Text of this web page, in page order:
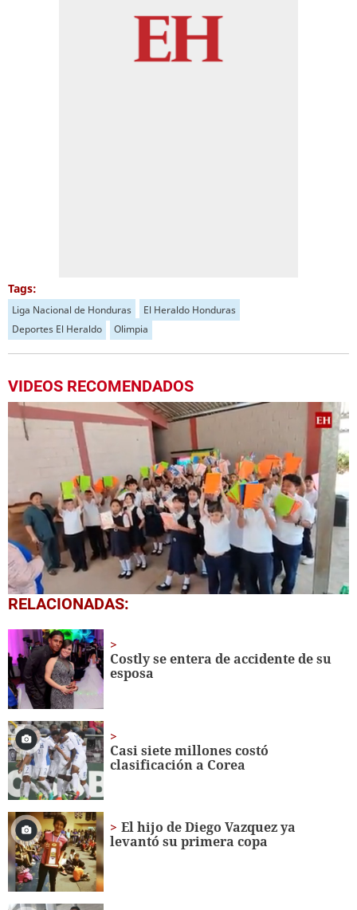
Tags:
Liga Nacional de Honduras
El Heraldo Honduras
Deportes El Heraldo
Olimpia
VIDEOS RECOMENDADOS
0
seconds
minute,
56
seconds
RELACIONADAS:
Costly se entera de accidente de su
esposa
Casi siete millones costó
clasificación a Corea
El hijo de Diego Vazquez ya
levantó su primera copa